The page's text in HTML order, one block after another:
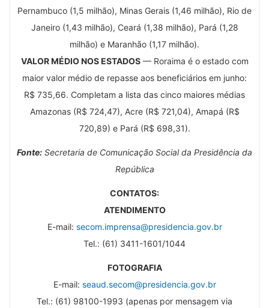
Pernambuco (1,5 milhão), Minas Gerais (1,46 milhão), Rio de
Janeiro (1,43 milhão), Ceará (1,38 milhão), Pará (1,28
milhão) e Maranhão (1,17 milhão).
VALOR MÉDIO NOS ESTADOS— Roraima é o estado com
maior valor médio de repasse aos beneficiários em junho:
R$ 735,66. Completam a lista das cinco maiores médias
Amazonas (R$ 724,47), Acre (R$ 721,04), Amapá (R$
720,89) e Pará (R$ 698,31).
Fonte: Secretaria de Comunicação Social da Presidência da
República
CONTATOS:
ATENDIMENTO
E-mail: secom.imprensa@presidencia.gov.br
Tel.: (61) 3411-1601/1044
FOTOGRAFIA
E-mail: seaud.secom@presidencia.gov.br
Tel.: (61) 98100-1993 (apenas por mensagem via